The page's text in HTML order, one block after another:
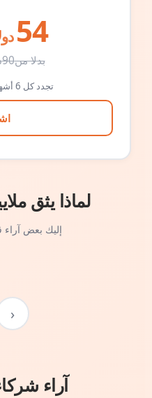
54
بدلا من90
تجدد كل 6 أشهر بالسعر الأصلي
لماذا يثق
إليك بعض آراء
‹
آراء